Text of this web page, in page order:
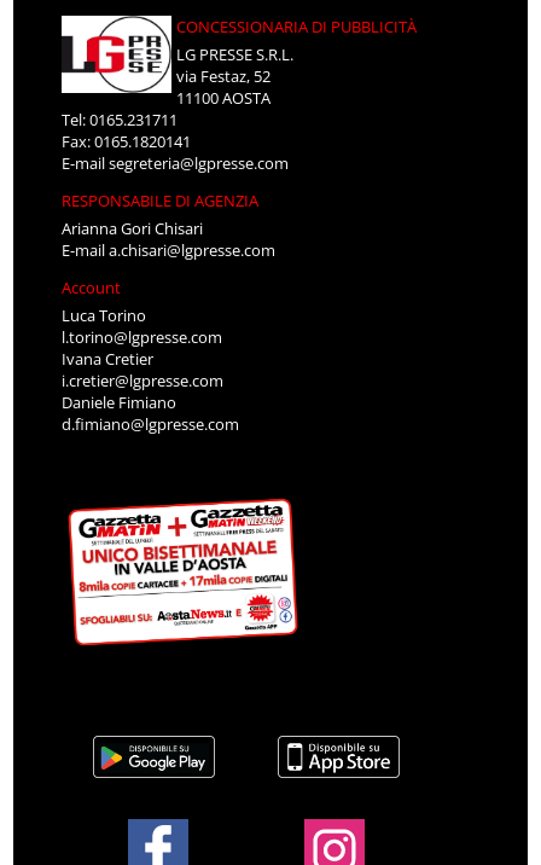
CONCESSIONARIA DI PUBBLICITÀ
LG PRESSE S.R.L.
via Festaz, 52
11100 AOSTA
Tel: 0165.231711
Fax: 0165.1820141
E-mailsegreteria@lgpresse.com
RESPONSABILE DI AGENZIA
Arianna Gori Chisari
E-maila.chisari@lgpresse.com
Account
Luca Torino
l.torino@lgpresse.com
Ivana Cretier
i.cretier@lgpresse.com
Daniele Fimiano
d.fimiano@lgpresse.com